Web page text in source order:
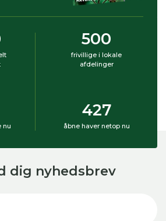
500
frivillige i lokale
afdelinger
nu
427
åbne haver netop nu
dig nyhedsbrev